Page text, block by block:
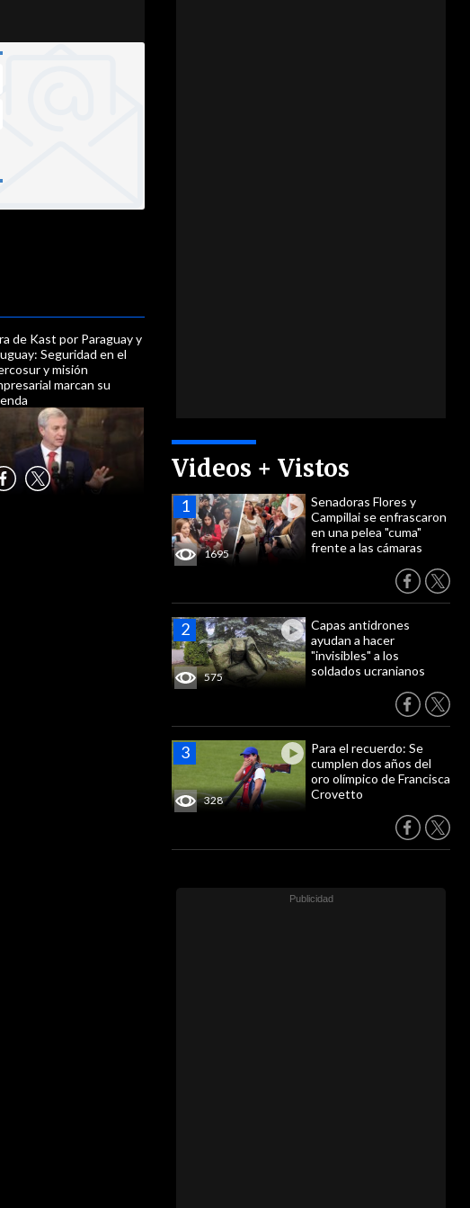
Videos + Vistos
1695
Senadoras Flores y
Campillai se enfrascaron
en una pelea "cuma"
frente a las cámaras
575
Capas antidrones
ayudan a hacer
"invisibles" a los
soldados ucranianos
328
Para el recuerdo: Se
cumplen dos años del
oro olímpico de Francisca
Crovetto
de Kast por Paraguay y
Seguridad en el
y misión
marcan su